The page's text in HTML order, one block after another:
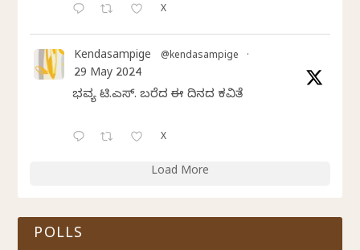
X
Kendasampige @kendasampige ·
29 May 2024
ಭವ್ಯ ಟಿ.ಎಸ್. ಬರೆದ ಈ ದಿನದ ಕವಿತೆ
X
Load More
POLLS